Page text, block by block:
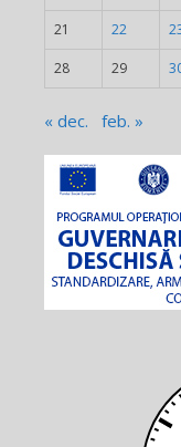
21 22
28 29
« dec. feb. »